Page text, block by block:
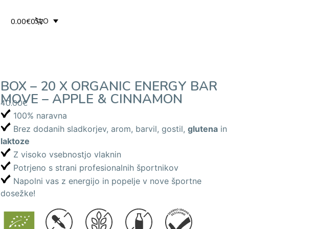
0.00€0SLO
BOX – 20 X ORGANIC ENERGY BAR
MOVE – APPLE & CINNAMON
40.00€
100% naravna
Brez dodanih sladkorjev, arom, barvil, gostil, glutena in
laktoze
Z visoko vsebnostjo vlaknin
Potrjeno s strani profesionalnih športnikov
Napolni vas z energijo in popelje v nove športne
dosežke!